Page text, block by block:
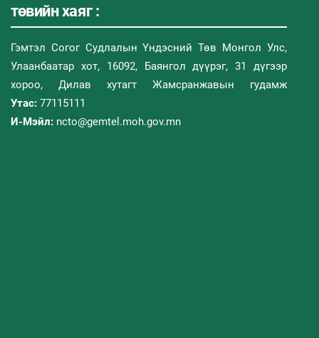
төвийн хаяг :
Гэмтэл Согог Судлалын Үндэсний Төв Монгол Улс,
Улаанбаатар хот, 16092, Баянгол дүүрэг, 31 дүгээр
хороо, Дилав хутагт Жамсранжавын гудамж
Утас: 77115111
И-Мэйл: ncto@gemtel.moh.gov.mn